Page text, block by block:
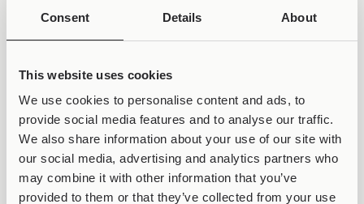
Consent Details About
This website uses cookies
We use cookies to personalise content and ads, to
provide social media features and to analyse our traffic.
We also share information about your use of our site with
our social media, advertising and analytics partners who
may combine it with other information that you’ve
provided to them or that they’ve collected from your use